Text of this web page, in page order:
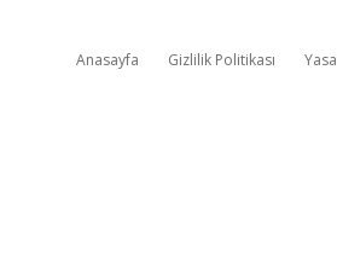
Anasayfa Gizlilik Politikası